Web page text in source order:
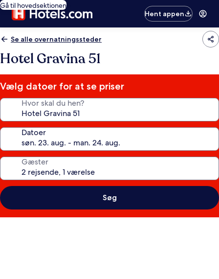
Gå til hovedsektionen
Hent appen
Se alle overnatningssteder
Hotel Gravina 51
Vælg datoer for at se priser
Hvor skal du hen?
Datoer
Gæster
Søg